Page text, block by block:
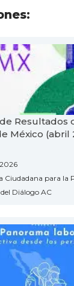
Resultados
México (abril
Ciudadana para la
Diálogo AC